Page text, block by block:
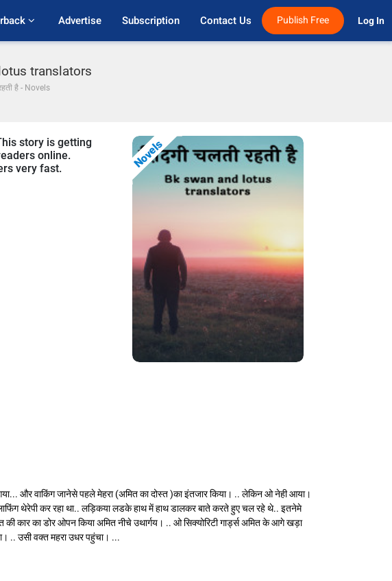
Advertise Subscription Contact Us Publish Free Log In
translators
है - Novels
story is getting
online.
very fast.
Novels
और वाकिंग जानेसे पहले मेहरा (अमित का दोस्त )का इंतजार किया। .. लेकिन ओ नेही आया।
थेरेपी कर रहा था.. लड़िकया लडके हाथ में हाथ डालकर बाते करते हुए चल रहे थे.. इतनेमे
की कार का डोर ओपन किया अमित नीचे उथार्गय। .. ओ सिक्योरिटी गार्ड्स अमित के आगे खड़ा
.. उसी वक्त महरा उधर पहुंचा। ...